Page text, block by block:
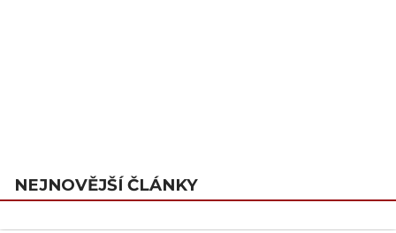
NEJNOVĚJŠÍ ČLÁNKY